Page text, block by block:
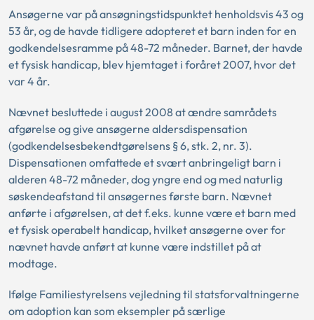
Ansøgerne var på ansøgningstidspunktet henholdsvis 43 og
53 år, og de havde tidligere adopteret et barn inden for en
godkendelsesramme på 48-72 måneder. Barnet, der havde
et fysisk handicap, blev hjemtaget i foråret 2007, hvor det
var 4 år.
Nævnet besluttede i august 2008 at ændre samrådets
afgørelse og give ansøgerne aldersdispensation
(godkendelsesbekendtgørelsens § 6, stk. 2, nr. 3).
Dispensationen omfattede et svært anbringeligt barn i
alderen 48-72 måneder, dog yngre end og med naturlig
søskendeafstand til ansøgernes første barn. Nævnet
anførte i afgørelsen, at det f.eks. kunne være et barn med
et fysisk operabelt handicap, hvilket ansøgerne over for
nævnet havde anført at kunne være indstillet på at
modtage.
Ifølge Familiestyrelsens vejledning til statsforvaltningerne
om adoption kan som eksempler på særlige